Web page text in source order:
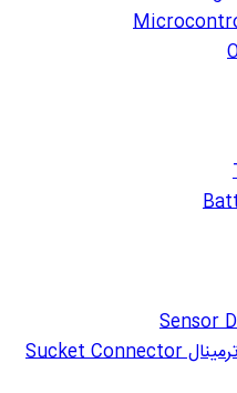
سوکت کانکتور سرسیم ترمینال Sucket Connector